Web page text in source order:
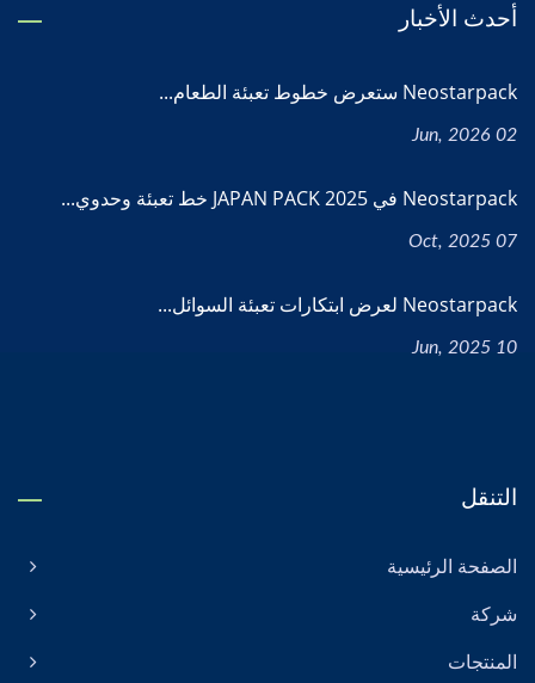
أحدث الأخبار
Neostarpack ستعرض خطوط تعبئة الطعام...
02 Jun, 2026
Neostarpack في JAPAN PACK 2025 خط تعبئة وحدوي...
07 Oct, 2025
Neostarpack لعرض ابتكارات تعبئة السوائل...
10 Jun, 2025
التنقل
الصفحة الرئيسية
شركة
المنتجات